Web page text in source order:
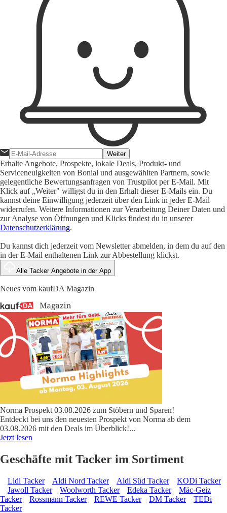
Weiter
Erhalte Angebote, Prospekte, lokale Deals, Produkt- und
Serviceneuigkeiten von Bonial und ausgewählten Partnern, sowie
gelegentliche Bewertungsanfragen von Trustpilot per E-Mail. Mit
Klick auf „Weiter" willigst du in den Erhalt dieser E-Mails ein. Du
kannst deine Einwilligung jederzeit über den Link in jeder E-Mail
widerrufen. Weitere Informationen zur Verarbeitung Deiner Daten und
zur Analyse von Öffnungen und Klicks findest du in unserer
Datenschutzerklärung.
Du kannst dich jederzeit vom Newsletter abmelden, in dem du auf den
in der E-Mail enthaltenen Link zur Abbestellung klickst.
Alle Tacker Angebote in der App
Neues vom kaufDA Magazin
Norma Prospekt 03.08.2026 zum Stöbern und Sparen!
Entdeckt bei uns den neuesten Prospekt von Norma ab dem
03.08.2026 mit den Deals im Überblick!...
Jetzt lesen
Geschäfte mit Tacker im Sortiment
Lidl Tacker Aldi Nord Tacker Aldi Süd Tacker
KODi Tacker
Jawoll Tacker
Woolworth Tacker Edeka Tacker
Mäc-Geiz
Tacker
Rossmann Tacker REWE Tacker DM Tacker
TEDi
Tacker